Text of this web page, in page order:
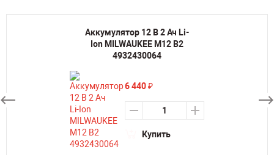
Аккумулятор 12 В 2 Ач Li-
Ion MILWAUKEE M12 B2
4932430064
6 440₽
Купить